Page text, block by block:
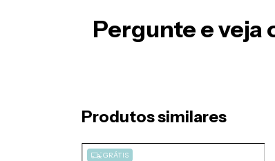
Pergunte e veja
Produtos similares
GRÁTIS